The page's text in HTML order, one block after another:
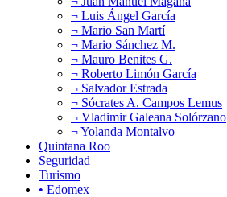
¬ Luis Ángel García
¬ Mario San Martí
¬ Mario Sánchez M.
¬ Mauro Benites G.
¬ Roberto Limón García
¬ Salvador Estrada
¬ Sócrates A. Campos Lemus
¬ Vladimir Galeana Solórzano
¬ Yolanda Montalvo
Quintana Roo
Seguridad
Turismo
• Edomex